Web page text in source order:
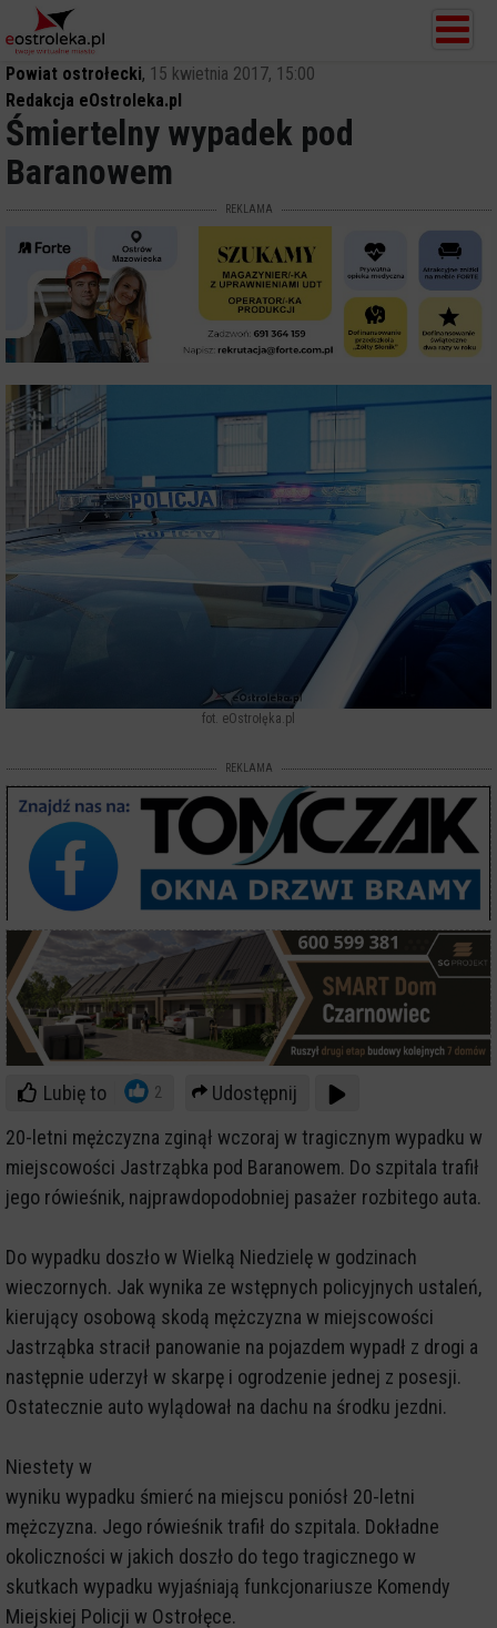
Powiat ostrołecki, 15 kwietnia 2017, 15:00
Redakcja eOstroleka.pl
Śmiertelny wypadek pod
Baranowem
REKLAMA
fot. eOstrołęka.pl
REKLAMA
Lubię to 2
Udostępnij
20-letni mężczyzna zginął wczoraj w tragicznym wypadku w
miejscowości Jastrząbka pod Baranowem. Do szpitala trafił
jego rówieśnik, najprawdopodobniej pasażer rozbitego auta.
Do wypadku doszło w Wielką Niedzielę w godzinach
wieczornych. Jak wynika ze wstępnych policyjnych ustaleń,
kierujący osobową skodą mężczyzna w miejscowości
Jastrząbka stracił panowanie na pojazdem wypadł z drogi a
następnie uderzył w skarpę i ogrodzenie jednej z posesji.
Ostatecznie auto wylądował na dachu na środku jezdni.
Niestety w
wyniku wypadku śmierć na miejscu poniósł 20-letni
mężczyzna. Jego rówieśnik trafił do szpitala. Dokładne
okoliczności w jakich doszło do tego tragicznego w
skutkach wypadku wyjaśniają funkcjonariusze Komendy
Miejskiej Policji w Ostrołęce.